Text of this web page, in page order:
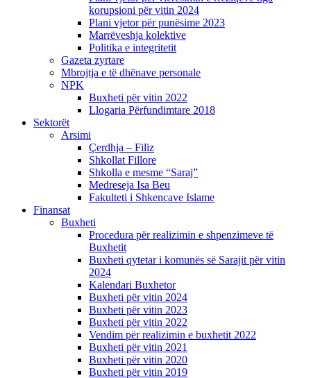
korupsioni për vitin 2024
Plani vjetor për punësime 2023
Marrëveshja kolektive
Politika e integritetit
Gazeta zyrtare
Mbrojtja e të dhënave personale
NPK
Buxheti për vitin 2022
Llogaria Përfundimtare 2018
Sektorët
Arsimi
Çerdhja – Filiz
Shkollat Fillore
Shkolla e mesme “Saraj”
Medreseja Isa Beu
Fakulteti i Shkencave Islame
Finansat
Buxheti
Procedura për realizimin e shpenzimeve të
Buxhetit
Buxheti qytetar i komunës së Sarajit për vitin
2024
Kalendari Buxhetor
Buxheti për vitin 2024
Buxheti për vitin 2023
Buxheti për vitin 2022
Vendim për realizimin e buxhetit 2022
Buxheti për vitin 2021
Buxheti për vitin 2020
Buxheti për vitin 2019